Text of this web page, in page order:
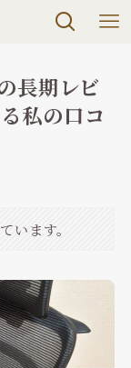
長期レビ
私の口コ
います。